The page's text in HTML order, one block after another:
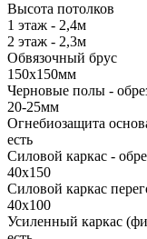
Высота потолков
1 этаж - 2,4м
2 этаж - 2,3м
Обвязочный брус
150х150мм
Черновые полы -
20-25мм
Огнебиозащита
есть
Силовой каркас -
40х150
Силовой каркас
40x100
Усиленный каркас